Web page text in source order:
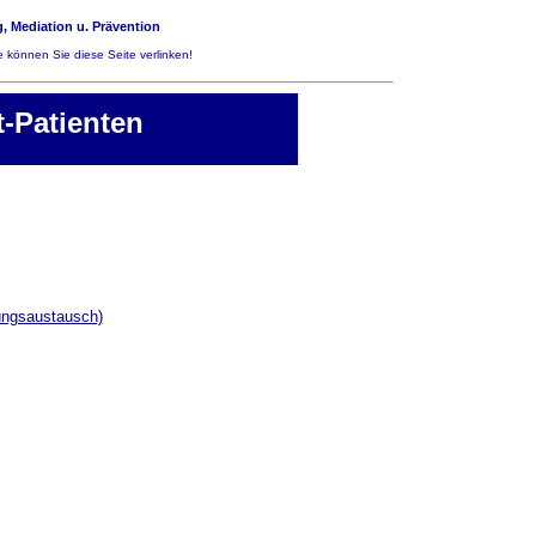
Mediation u. Prävention
können Sie diese Seite verlinken!
Patienten